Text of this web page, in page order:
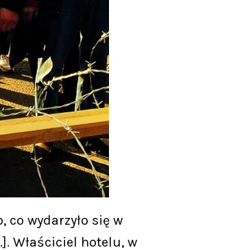
wydarzyło się w
Właściciel hotelu, w